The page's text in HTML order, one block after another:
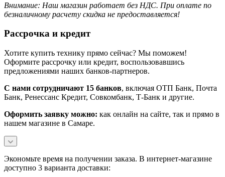
Внимание: Наш магазин работает без НДС. При оплате по
безналичному расчету скидка не предоставляется!
Рассрочка и кредит
Хотите купить технику прямо сейчас? Мы поможем!
Оформите рассрочку или кредит, воспользовавшись
предложениями наших банков-партнеров.
С нами сотрудничают 15 банков, включая ОТП Банк, Почта
Банк, Ренессанс Кредит, Совкомбанк, Т-Банк и другие.
Оформить заявку можно: как онлайн на сайте, так и прямо в
нашем магазине в Самаре.
Экономьте время на получении заказа. В интернет-магазине
доступно 3 варианта доставки: